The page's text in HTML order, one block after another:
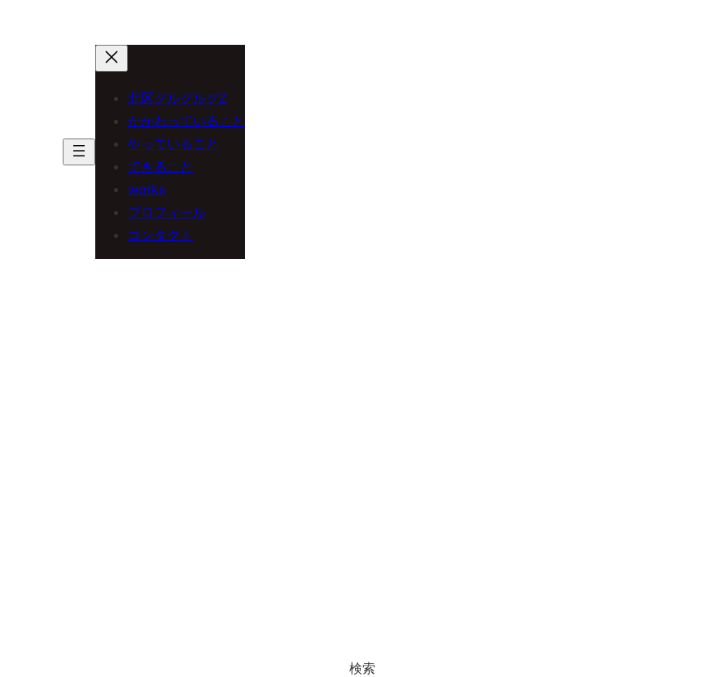
北区グルグルグZ
かかわっていること
やっていること
できること
works
プロフィール
コンタクト
検索